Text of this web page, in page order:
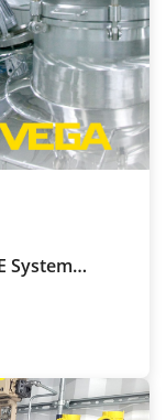
System